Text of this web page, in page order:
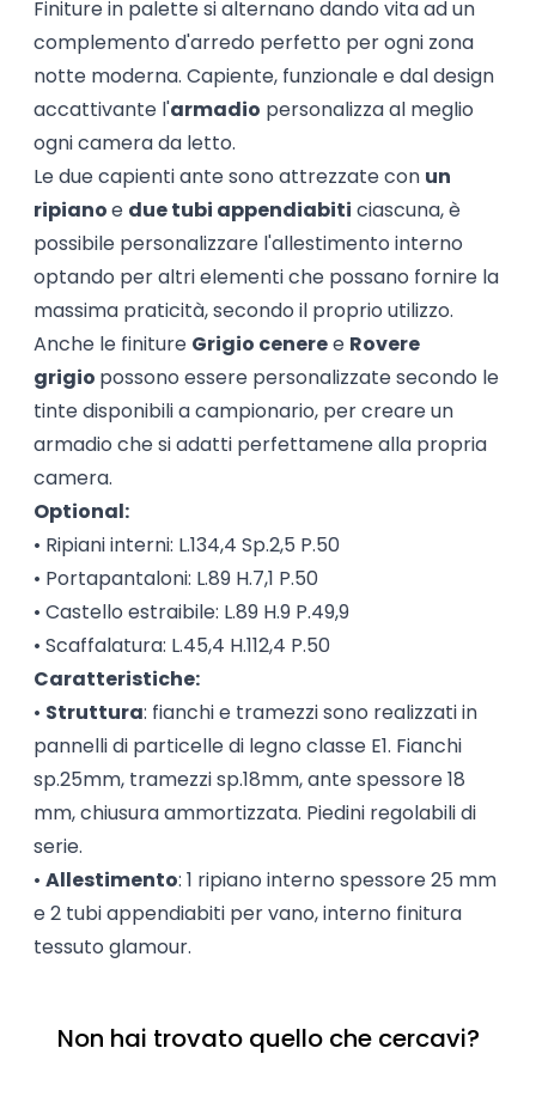
Finiture in palette si alternano dando vita ad un
complemento d'arredo perfetto per ogni zona
notte moderna. Capiente, funzionale e dal design
accattivante l'armadio personalizza al meglio
ognicamera da letto.
Le due capienti ante sono attrezzate con un
ripianoe due tubi appendiabiti ciascuna, è
possibile personalizzare l'allestimento interno
optando per altri elementi che possano fornire la
massima praticità, secondo il proprio utilizzo.
Anche le finiture Grigio ceneree Rovere
grigio possono essere personalizzate secondo le
tinte disponibili a campionario, per creare un
armadio che si adatti perfettamene alla propria
camera.
Optional:
• Ripiani interni: L.134,4 Sp.2,5 P.50
• Portapantaloni: L.89 H.7,1 P.50
• Castello estraibile: L.89 H.9 P.49,9
• Scaffalatura: L.45,4 H.112,4 P.50
Caratteristiche:
• Struttura: fianchi e tramezzi sono realizzati in
pannelli di particelle di legno classe E1. Fianchi
sp.25mm, tramezzi sp.18mm, ante spessore 18
mm, chiusura ammortizzata. Piedini regolabili di
serie.
• Allestimento: 1 ripiano interno spessore 25 mm
e 2 tubi appendiabiti per vano, interno finitura
tessuto glamour.
Non hai trovato quello che cercavi?